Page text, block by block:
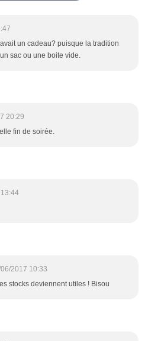
un cadeau? puisque la tradition
sac ou une boite vide.
20:29
fin de soirée.
2017 10:33
stocks deviennent utiles ! Bisou